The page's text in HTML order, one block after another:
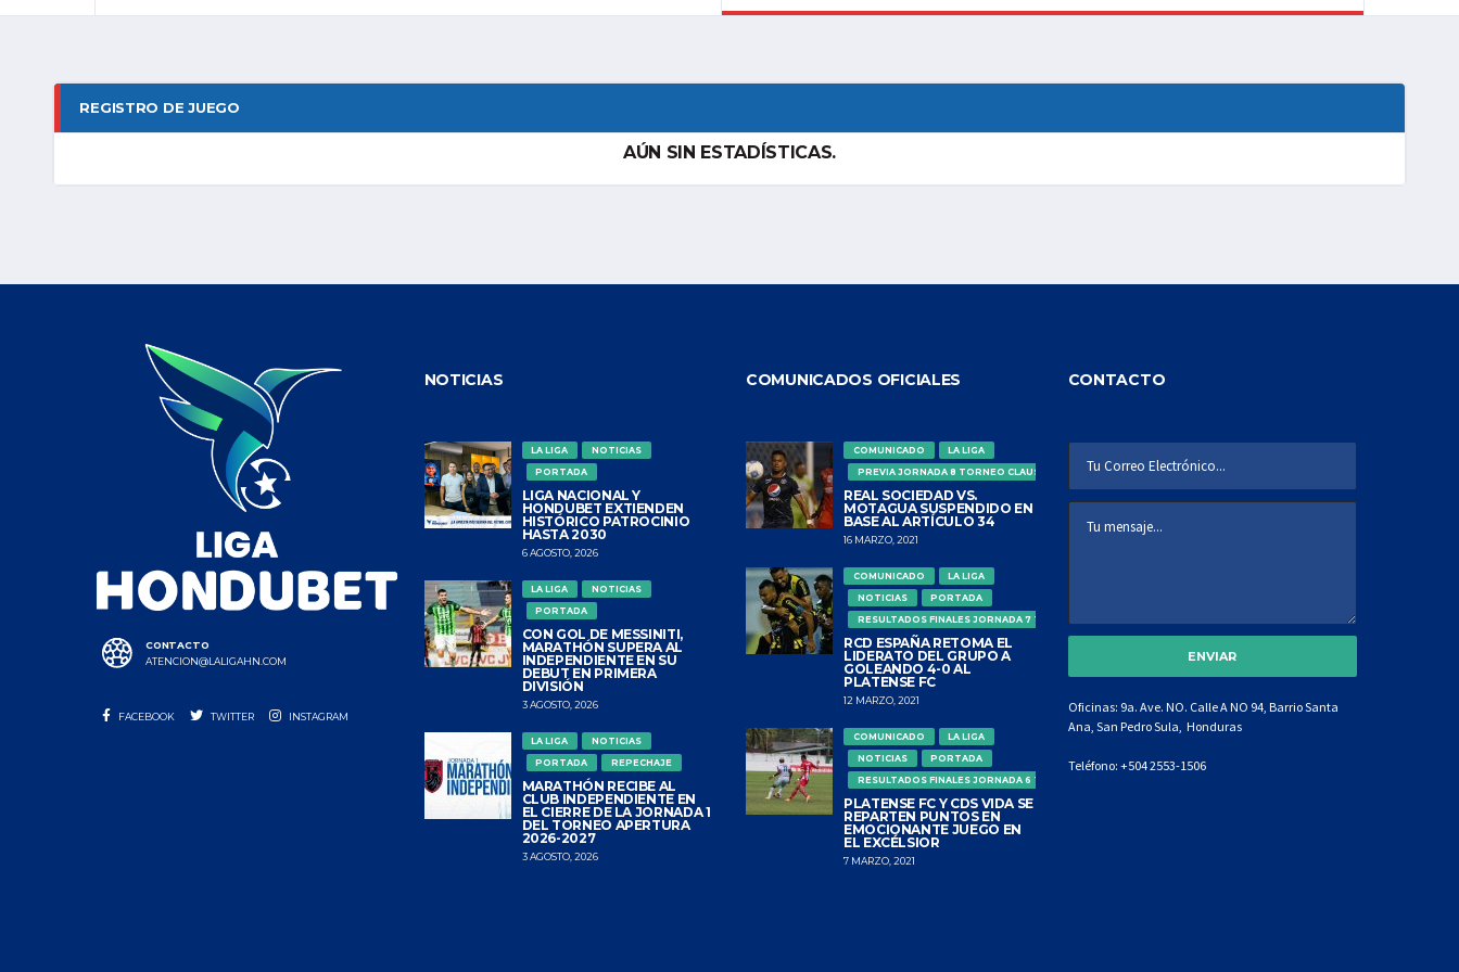
REGISTRO DE JUEGO
AÚN SIN ESTADÍSTICAS.
CONTACTO
ATENCION@LALIGAHN.COM
FACEBOOK TWITTER INSTAGRAM
NOTICIAS
LA LIGA
NOTICIAS
PORTADA
LIGA NACIONAL Y
HONDUBET EXTIENDEN
HISTÓRICO PATROCINIO
HASTA 2030
6 AGOSTO, 2026
LA LIGA
NOTICIAS
PORTADA
CON GOL DE MESSINITI,
MARATHÓN SUPERA AL
INDEPENDIENTE EN SU
DEBUT EN PRIMERA
DIVISIÓN
3 AGOSTO, 2026
LA LIGA
NOTICIAS
PORTADA
REPECHAJE
MARATHÓN RECIBE AL
CLUB INDEPENDIENTE EN
EL CIERRE DE LA JORNADA 1
DEL TORNEO APERTURA
2026-2027
3 AGOSTO, 2026
COMUNICADOS OFICIALES
COMUNICADO
LA LIGA
PREVIA JORNADA 8 TORNEO CLAUSURA
REAL SOCIEDAD VS.
MOTAGUA SUSPENDIDO EN
BASE AL ARTÍCULO 34
16 MARZO, 2021
COMUNICADO
LA LIGA
NOTICIAS
PORTADA
RESULTADOS FINALES JORNADA 7 TORNEO CLAUSURA
RCD ESPAÑA RETOMA EL
LIDERATO DEL GRUPO A
GOLEANDO 4-0 AL
PLATENSE FC
12 MARZO, 2021
COMUNICADO
LA LIGA
NOTICIAS
PORTADA
RESULTADOS FINALES JORNADA 6 TORNEO CLAUSURA
PLATENSE FC Y CDS VIDA SE
REPARTEN PUNTOS EN
EMOCIONANTE JUEGO EN
EL EXCÉLSIOR
7 MARZO, 2021
CONTACTO
Oficinas: 9a. Ave. NO. Calle A NO 94, Barrio Santa
Ana, San Pedro Sula, Honduras
Teléfono: +504 2553-1506